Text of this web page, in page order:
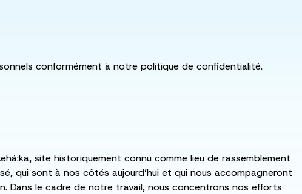
conformément à notre politique de confidentialité.
site historiquement connu comme lieu de rassemblement
qui sont à nos côtés aujourd’hui et qui nous accompagneront
Dans le cadre de notre travail, nous concentrons nos efforts